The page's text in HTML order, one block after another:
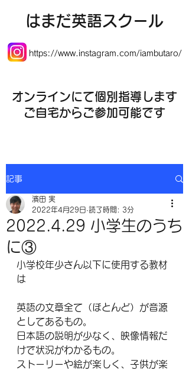
​はまだ英語スクール
https://www.instagram.com/iambutaro/
オンラインにて個別指導します
​ご自宅からご参加可能です
記事
2022.4.29 小学生のうち
に③
濱田 実
2022年4月29日 読了時間: 3分
小学校年少さん以下に使用する教材
は
英語の文章全て（ほとんど）が音源
としてあるもの。
日本語の説明が少なく、映像情報だ
けで状況がわかるもの。
ストーリーや絵が楽しく、子供が楽